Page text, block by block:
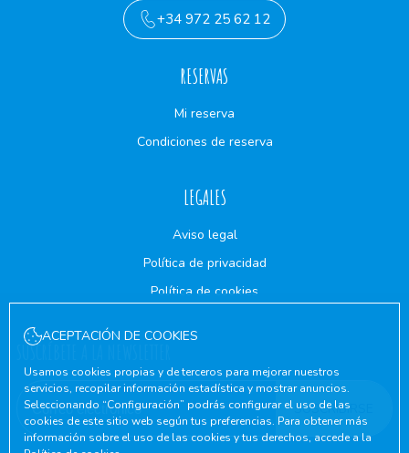
+34 972 25 62 12
RESERVAS
Mi reserva
Condiciones de reserva
LEGALES
Aviso legal
Política de privacidad
Política de cookies
SUSCRÍBETE A LA NEWSLETTER
SUSCRIBIRSE
ACEPTACIÓN DE COOKIES
Usamos cookies propias y de terceros para mejorar nuestros
servicios, recopilar información estadística y mostrar anuncios.
Seleccionando “Configuración” podrás configurar el uso de las
cookies de este sitio web según tus preferencias. Para obtener más
información sobre el uso de las cookies y tus derechos, accede a la